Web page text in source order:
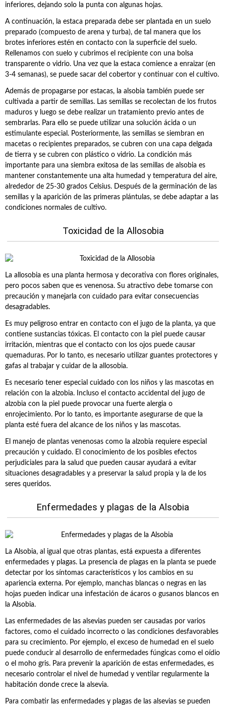
inferiores, dejando solo la punta con algunas hojas.
A continuación, la estaca preparada debe ser plantada en un suelo
preparado (compuesto de arena y turba), de tal manera que los
brotes inferiores estén en contacto con la superficie del suelo.
Rellenamos con suelo y cubrimos el recipiente con una bolsa
transparente o vidrio. Una vez que la estaca comience a enraizar (en
3-4 semanas), se puede sacar del cobertor y continuar con el cultivo.
Además de propagarse por estacas, la alsobia también puede ser
cultivada a partir de semillas. Las semillas se recolectan de los frutos
maduros y luego se debe realizar un tratamiento previo antes de
sembrarlas. Para ello se puede utilizar una solución ácida o un
estimulante especial. Posteriormente, las semillas se siembran en
macetas o recipientes preparados, se cubren con una capa delgada
de tierra y se cubren con plástico o vidrio. La condición más
importante para una siembra exitosa de las semillas de alsobia es
mantener constantemente una alta humedad y temperatura del aire,
alrededor de 25-30 grados Celsius. Después de la germinación de las
semillas y la aparición de las primeras plántulas, se debe adaptar a las
condiciones normales de cultivo.
Toxicidad de la Allosobia
La allosobia es una planta hermosa y decorativa con flores originales,
pero pocos saben que es venenosa. Su atractivo debe tomarse con
precaución y manejarla con cuidado para evitar consecuencias
desagradables.
Es muy peligroso entrar en contacto con el jugo de la planta, ya que
contiene sustancias tóxicas. El contacto con la piel puede causar
irritación, mientras que el contacto con los ojos puede causar
quemaduras. Por lo tanto, es necesario utilizar guantes protectores y
gafas al trabajar y cuidar de la allosobia.
Es necesario tener especial cuidado con los niños y las mascotas en
relación con la alzobia. Incluso el contacto accidental del jugo de
alzobia con la piel puede provocar una fuerte alergia o
enrojecimiento. Por lo tanto, es importante asegurarse de que la
planta esté fuera del alcance de los niños y las mascotas.
El manejo de plantas venenosas como la alzobia requiere especial
precaución y cuidado. El conocimiento de los posibles efectos
perjudiciales para la salud que pueden causar ayudará a evitar
situaciones desagradables y a preservar la salud propia y la de los
seres queridos.
Enfermedades y plagas de la Alsobia
La Alsobia, al igual que otras plantas, está expuesta a diferentes
enfermedades y plagas. La presencia de plagas en la planta se puede
detectar por los síntomas característicos y los cambios en su
apariencia externa. Por ejemplo, manchas blancas o negras en las
hojas pueden indicar una infestación de ácaros o gusanos blancos en
la Alsobia.
Las enfermedades de las alsevias pueden ser causadas por varios
factores, como el cuidado incorrecto o las condiciones desfavorables
para su crecimiento. Por ejemplo, el exceso de humedad en el suelo
puede conducir al desarrollo de enfermedades fúngicas como el oídio
o el moho gris. Para prevenir la aparición de estas enfermedades, es
necesario controlar el nivel de humedad y ventilar regularmente la
habitación donde crece la alsevia.
Para combatir las enfermedades y plagas de las alsevias se pueden